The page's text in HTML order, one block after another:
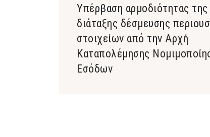
Υπέρβαση αρμοδιότητας της
διάταξης δέσμευσης
στοιχείων από την Αρχή
Καταπολέμησης
Εσόδων